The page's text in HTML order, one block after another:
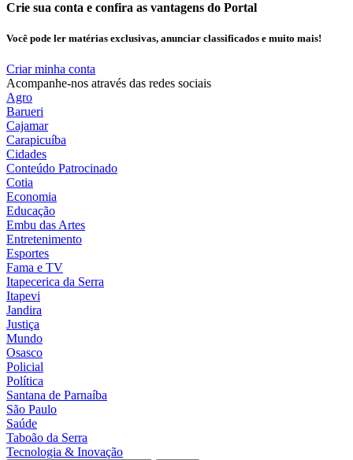
Crie sua conta e confira as vantagens do Portal
Você pode ler matérias exclusivas, anunciar classificados e muito mais!
Criar minha conta
Acompanhe-nos através das redes sociais
Agro
Barueri
Cajamar
Carapicuíba
Cidades
Conteúdo Patrocinado
Cotia
Economia
Educação
Embu das Artes
Entretenimento
Esportes
Fama e TV
Itapecerica da Serra
Itapevi
Jandira
Justiça
Mundo
Osasco
Policial
Política
Santana de Parnaíba
São Paulo
Saúde
Taboão da Serra
Tecnologia & Inovação